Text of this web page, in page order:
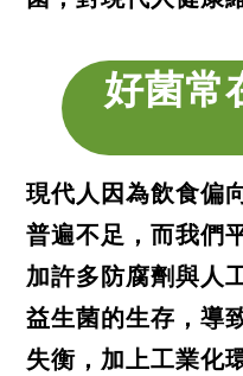
好菌常
現代人因為飲食偏
普遍不足，而我們
加許多防腐劑與人
益生菌的生存，導
失衡，加上工業化